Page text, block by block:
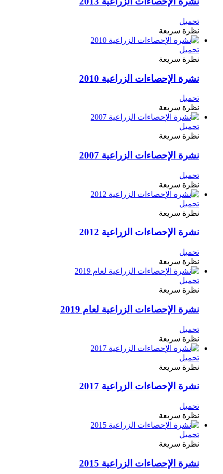
تحميل
نظرة سريعة
تحميل
نظرة سريعة
نشرة الإحصاءات الزراعية 2010
تحميل
نظرة سريعة
تحميل
نظرة سريعة
نشرة الإحصاءات الزراعية 2007
تحميل
نظرة سريعة
تحميل
نظرة سريعة
نشرة الإحصاءات الزراعية 2012
تحميل
نظرة سريعة
تحميل
نظرة سريعة
نشرة الإحصاءات الزراعية لعام 2019
تحميل
نظرة سريعة
تحميل
نظرة سريعة
نشرة الإحصاءات الزراعية 2017
تحميل
نظرة سريعة
تحميل
نظرة سريعة
نشرة الإحصاءات الزراعية 2015